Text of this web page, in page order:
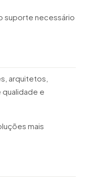
suporte necessário
arquitetos,
e
mais